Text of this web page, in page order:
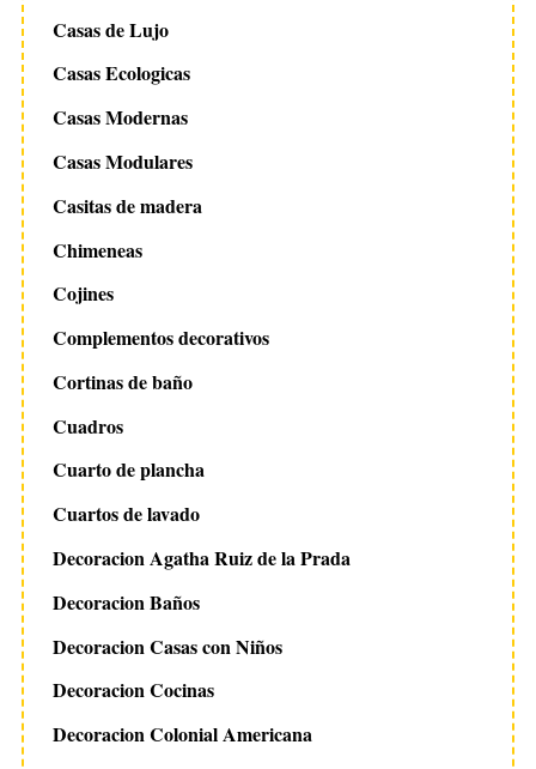
Casas de Lujo
Casas Ecologicas
Casas Modernas
Casas Modulares
Casitas de madera
Chimeneas
Cojines
Complementos decorativos
Cortinas de baño
Cuadros
Cuarto de plancha
Cuartos de lavado
Decoracion Agatha Ruiz de la Prada
Decoracion Baños
Decoracion Casas con Niños
Decoracion Cocinas
Decoracion Colonial Americana